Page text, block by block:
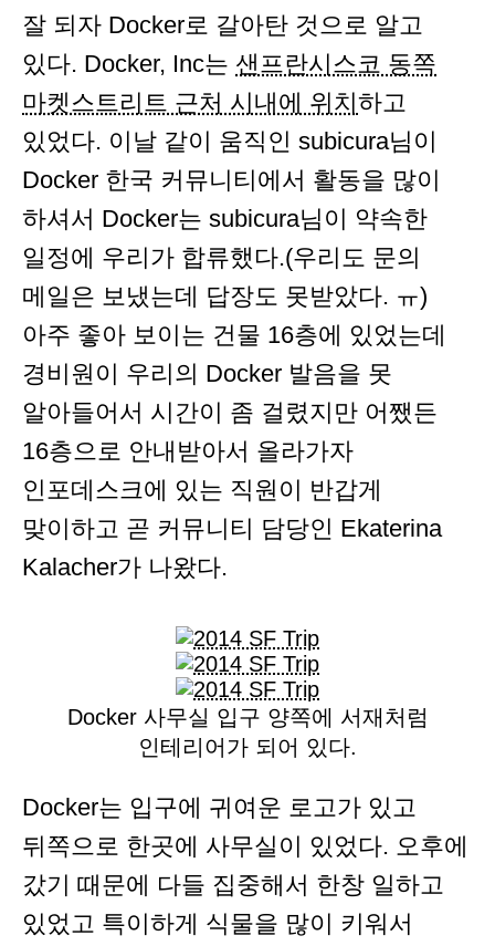
잘 되자 Docker로 갈아탄 것으로 알고
있다. Docker, Inc는 샌프란시스코 동쪽
마켓스트리트 근처 시내에 위치 하고
있었다. 이날 같이 움직인 subicura님이
Docker 한국 커뮤니티에서 활동을 많이
하셔서 Docker는 subicura님이 약속한
일정에 우리가 합류했다.(우리도 문의
메일은 보냈는데 답장도 못받았다. ㅠ)
아주 좋아 보이는 건물 16층에 있었는데
경비원이 우리의 Docker 발음을 못
알아들어서 시간이 좀 걸렸지만 어쨌든
16층으로 안내받아서 올라가자
인포데스크에 있는 직원이 반갑게
맞이하고 곧 커뮤니티 담당인 Ekaterina
Kalacher가 나왔다.
Docker 사무실 입구 양쪽에 서재처럼
인테리어가 되어 있다.
Docker는 입구에 귀여운 로고가 있고
뒤쪽으로 한곳에 사무실이 있었다. 오후에
갔기 때문에 다들 집중해서 한창 일하고
있었고 특이하게 식물을 많이 키워서